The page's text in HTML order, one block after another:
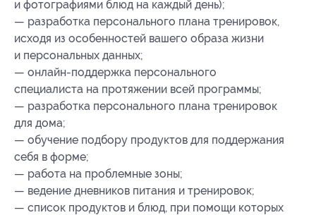
и фотографиями блюд на каждый день);
— разработка персонального плана тренировок,
исходя из особенностей вашего образа жизни
и персональных данных;
— онлайн-поддержка персонального
специалиста на протяжении всей программы;
— разработка персонального плана тренировок
для дома;
— обучение подбору продуктов для поддержания
себя в форме;
— работа на проблемные зоны;
— ведение дневников питания и тренировок;
— список продуктов и блюд, при помощи которых